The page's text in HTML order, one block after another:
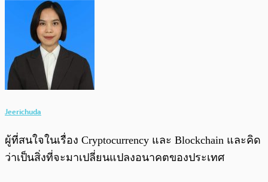
Jeerichuda
ผู้ที่สนใจในเรื่อง Cryptocurrency และ Blockchain และคิด
ว่าเป็นสิ่งที่จะมาเปลี่ยนแปลงอนาคตของประเทศ